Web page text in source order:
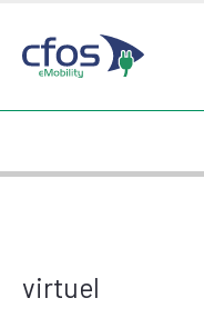
virtuel